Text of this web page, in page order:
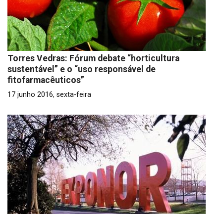
Torres Vedras: Fórum debate “horticultura
sustentável” e o “uso responsável de
fitofarmacêuticos”
17 junho 2016, sexta-feira